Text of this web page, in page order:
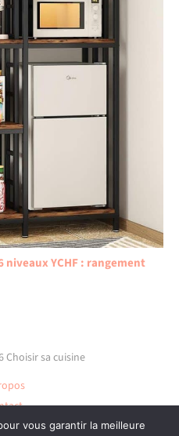
niveaux YCHF : rangement
Choisir sa cuisine
site
vous garantir la meilleure